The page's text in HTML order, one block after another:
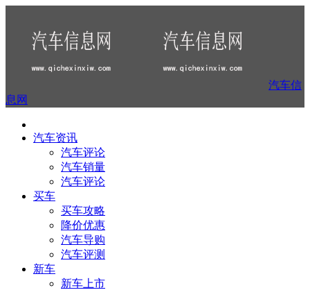
汽车信
息网
汽车资讯
汽车评论
汽车销量
汽车评论
买车
买车攻略
降价优惠
汽车导购
汽车评测
新车
新车上市